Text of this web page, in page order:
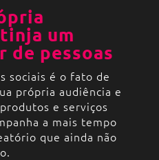
um
de pessoas
sociais é o fato de
própria audiência e
e serviços
a mais tempo
que ainda não